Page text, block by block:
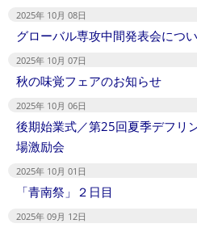
2025年 10月 08日
グローバル専攻中間発表会につ
2025年 10月 07日
秋の味覚フェアのお知らせ
2025年 10月 06日
後期始業式／第25回夏季デフリ
場激励会
2025年 10月 01日
「青南祭」２日目
2025年 09月 12日